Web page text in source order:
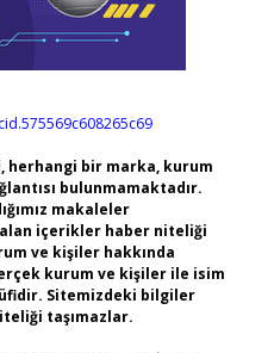
herhangi bir marka, kurum
bulunmamaktadır.
makaleler
içerikler haber niteliği
ve kişiler hakkında
kurum ve kişiler ile isim
Sitemizdeki bilgiler
taşımazlar.